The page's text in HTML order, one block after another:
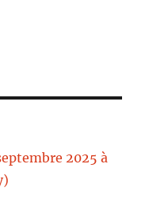
2025 à